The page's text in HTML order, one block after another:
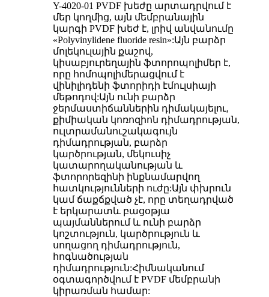
Y-4020-01 PVDF խեժը արտադրվում է
մեր կողմից, այն մեմբրանային
կարգի PVDF խեժ է, լրիվ անվանումը
«Polyvinylidene fluoride resin»:Այն բարձր
մոլեկուլային քաշով,
կիսաբյուրեղային ֆտորոպոլիմեր է,
որը հոմոպոլիմերացվում է
վինիլիդենի ֆտորիդի էմուլսիայի
մեթոդով:Այն ունի բարձր
ջերմաստիճաններին դիմակայելու,
քիմիական կոռոզիոն դիմադրության,
ուլտրամանուշակագույն
դիմադրության, բարձր
կարծրության, մեկուսիչ
կատարողականության և
ֆտորորեզինի ինքնամարվող
հատկությունների ուժը:Այն փխրուն
կամ ճաքճքված չէ, որը տեղադրված
է երկարատև բացօթյա
պայմաններում և ունի բարձր
կոշտություն, կարծրություն և
սողացող դիմադրություն,
հոգնածության
դիմադրություն:Հիմնականում
օգտագործվում է PVDF մեմբրանի
կիրառման համար: